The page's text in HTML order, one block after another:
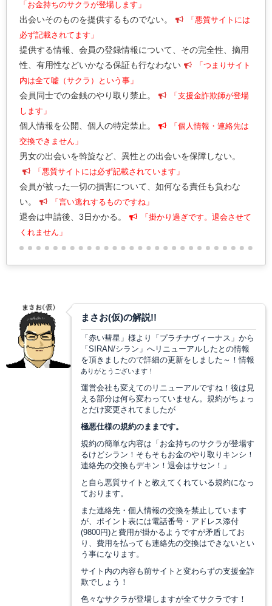
「お金持ちのサクラが登場します」
出会いそのものを提供するものでない。
「悪質サイトには
必ず記載されてます」
提供する情報、会員の登録情報について、その完全性、摘用
性、有用性などいかなる保証も行なわない
「つまりサイト
内は全て嘘（サクラ）という事」
会員同士での金銭のやり取り禁止。
「支援金詐欺師が登場
します」
個人情報を公開、個人の特定禁止。
「個人情報・連絡先は
交換できません」
男女の出会いを斡旋など、異性との出会いを保障しない。
「悪質サイトには必ず記載されています」
会員が被った一切の損害について、如何なる責任も負わな
い。
「言い逃れするものですね」
退会は申請後、3日かかる。
「掛かり過ぎです。退会させて
くれません」
まさお(仮)の解説!!
「赤い彗星」様より「プラチナヴィーナス」から
「SIRAN/シラン」へリニューアルしたとの情報
を頂きましたので詳細の更新をしました～！情報
ありがとうございます！
運営会社も変えてのリニューアルですね！後は見
える部分は何ら変わっていません。規約がちょっ
とだけ変更されてましたが
極悪仕様の規約のままです。
規約の簡単な内容は「お金持ちのサクラが登場す
るけどシラン！そもそもお金のやり取りキンシ！
連絡先の交換もデキン！退会はサセン！」
と自ら悪質サイトと教えてくれている規約になっ
ております。
また連絡先・個人情報の交換を禁止しています
が、ポイント表には電話番号・アドレス添付
(9800円)と費用が掛かるようですが矛盾してお
り、費用を払っても連絡先の交換はできないとい
う事になります。
サイト内の内容も前サイトと変わらずの支援金詐
欺でしょう！
色々なサクラが登場しますが全てサクラです！